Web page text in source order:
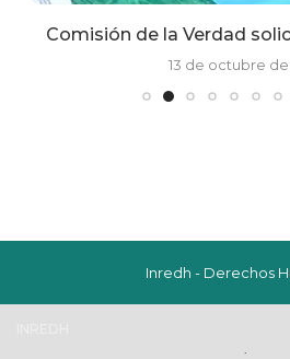
Comisión de la Verdad
13 de octubre de
Inredh - Derechos
.